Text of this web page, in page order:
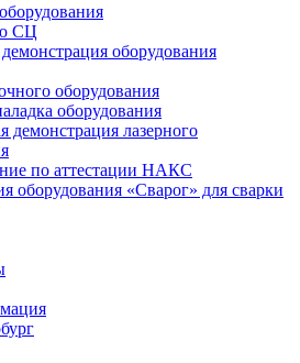
СЦ
оборудования
оборудования
оборудования
демонстрация лазерного
по аттестации НАКС
оборудования «Сварог» для сварки